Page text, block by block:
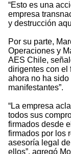
“Esto es una
empresa
y destrucción
Por su parte,
Operaciones y
AES Chile,
dirigentes con el
ahora no ha
manifestantes”.
“La empresa
todos sus
firmados desde
firmados por los
asesoría legal
ellos”, agregó